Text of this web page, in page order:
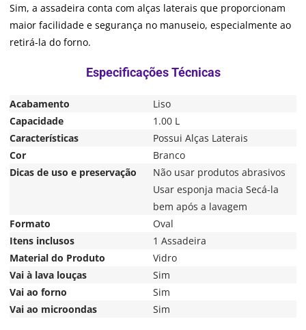
Sim, a assadeira conta com alças laterais que proporcionam
maior facilidade e segurança no manuseio, especialmente ao
retirá-la do forno.
Acabamento
Liso
Capacidade
1.00 L
Características
Possui Alças Laterais
Cor
Branco
Dicas de uso e preservação
Não usar produtos abrasivos
Usar esponja macia Secá-la
bem após a lavagem
Formato
Oval
Itens inclusos
1 Assadeira
Material do Produto
Vidro
Vai à lava louças
Sim
Vai ao forno
Sim
Vai ao microondas
Sim